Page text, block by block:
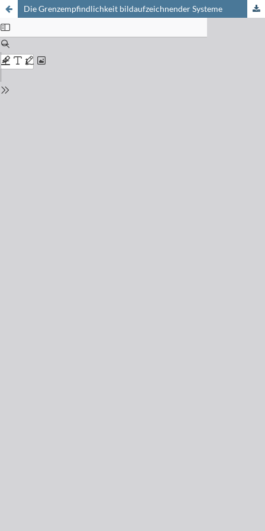
Die Grenzempfindlichkeit bildaufzeichnender Systeme